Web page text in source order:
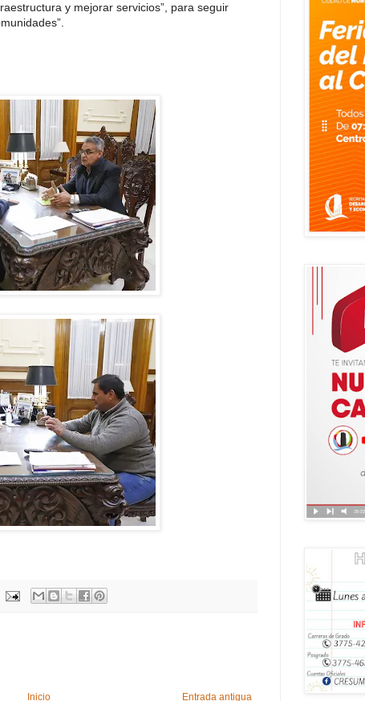
y mejorar servicios”, para seguir
Entrada antigua
Inicio